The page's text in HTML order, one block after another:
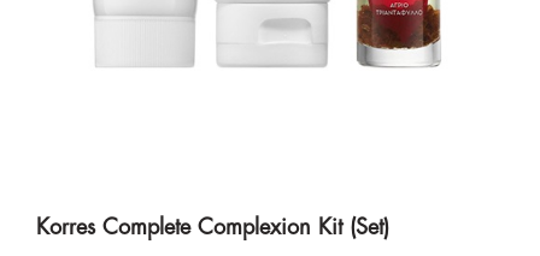
Korres Complete Complexion Kit (Set)